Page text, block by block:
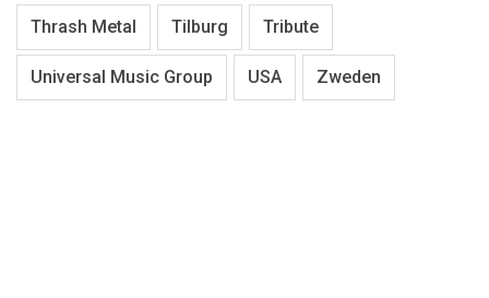
Thrash Metal Tilburg Tribute
Universal Music Group USA Zweden